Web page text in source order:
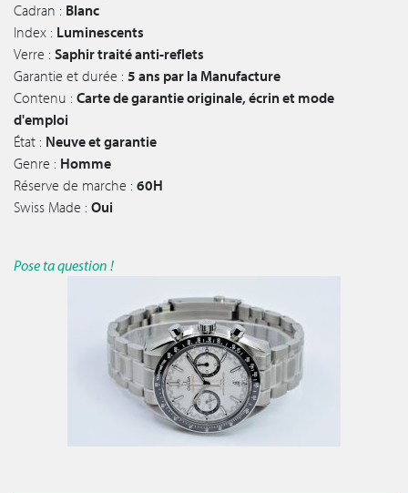
Cadran : Blanc
Index : Luminescents
Verre : Saphir traité anti-reflets
Garantie et durée : 5 ans par la Manufacture
Contenu : Carte de garantie originale, écrin et mode
d'emploi
État : Neuve et garantie
Genre : Homme
Réserve de marche : 60H
Swiss Made : Oui
Pose ta question !